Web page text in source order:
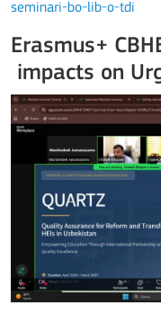
seminari-bo-lib-o-tdi
Erasmus+
impacts on